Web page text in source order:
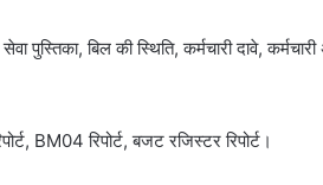
पुस्तिका, बिल की स्थिति, कर्मचारी दावे,
BM04 रिपोर्ट, बजट रजिस्टर रिपोर्ट।
की